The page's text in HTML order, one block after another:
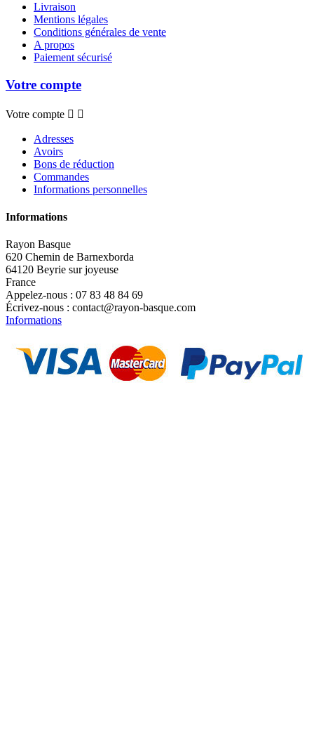
Livraison
Mentions légales
Conditions générales de vente
A propos
Paiement sécurisé
Votre compte
Votre compte  
Adresses
Avoirs
Bons de réduction
Commandes
Informations personnelles
Informations
Rayon Basque
620 Chemin de Barnexborda
64120 Beyrie sur joyeuse
France
Appelez-nous : 07 83 48 84 69
Écrivez-nous : contact@rayon-basque.com
Informations